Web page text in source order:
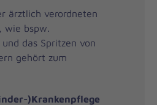
ärztlich verordneten
wie bspw.
das Spritzen von
gehört zum
)Krankenpflege